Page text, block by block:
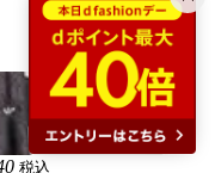
税込